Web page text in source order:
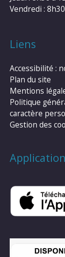
Vendredi :
Liens
Accessibilité :
Plan du site
Mentions
Politique
caractère
Gestion des